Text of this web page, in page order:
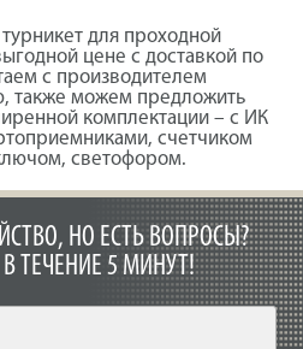
для проходной
цене с доставкой по
с производителем
также можем предложить
комплектации – с ИК
счетчиком
светофором.
НО ЕСТЬ ВОПРОСЫ?
ТЕЧЕНИЕ 5 МИНУТ!